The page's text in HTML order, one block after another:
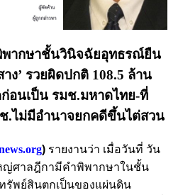
ากษาชั้นวินิจฉัยอุทธรณ์ยืน
ง’ รวยผิดปกติ 108.5 ล้าน
อนเป็น รมช.มหาดไทย-ที่
.ไม่มีอำนาจยกคดีขึ้นไต่สวน
) รายงานว่า เมื่อวันที่ วัน
ญ่ศาลฎีกามีคำพิพากษาในชั้น
รัพย์สินตกเป็นของแผ่นดิน